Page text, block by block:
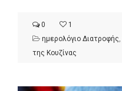
0
1
ημερολόγιο Διατροφής
της Κουζίνας